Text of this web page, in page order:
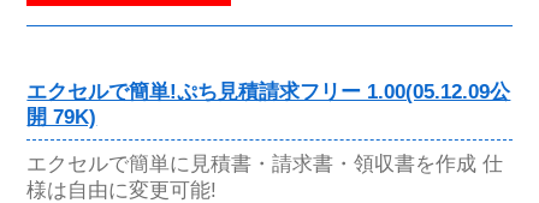
エクセルで簡単!ぷち見積請求フリー 1.00(05.12.09公
開 79K)
エクセルで簡単に見積書・請求書・領収書を作成 仕
様は自由に変更可能!